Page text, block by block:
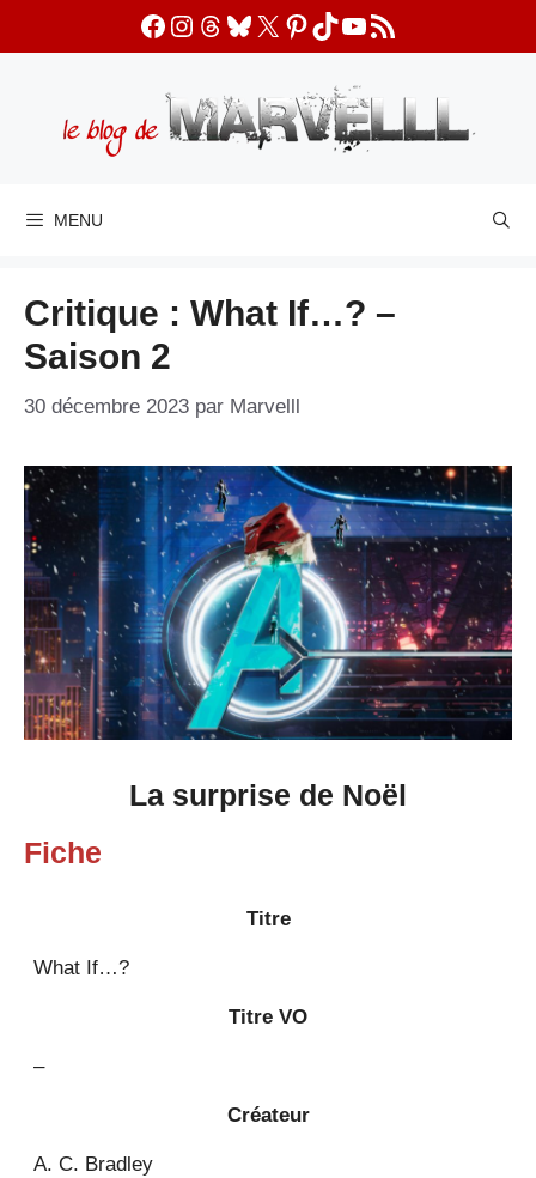
Facebook
Instagram
Threads
Bluesky
X Pinterest
TikTok
YouTube
Flux RSS
MENU
Critique : What If…? –
Saison 2
30 décembre 2023 par Marvelll
La surprise de Noël
Fiche
Titre
What If…?
Titre VO
–
Créateur
A. C. Bradley